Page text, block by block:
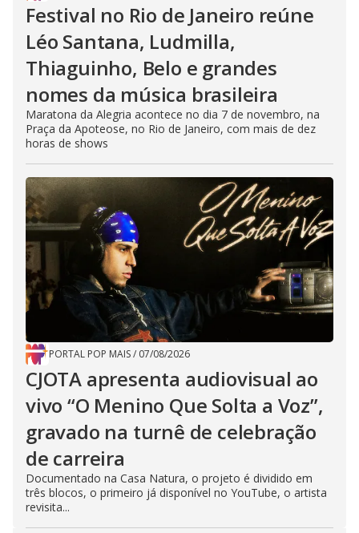
Festival no Rio de Janeiro reúne
Léo Santana, Ludmilla,
Thiaguinho, Belo e grandes
nomes da música brasileira
Maratona da Alegria acontece no dia 7 de novembro, na
Praça da Apoteose, no Rio de Janeiro, com mais de dez
horas de shows
PORTAL POP MAIS/ 07/08/2026
CJOTA apresenta audiovisual ao
vivo “O Menino Que Solta a Voz”,
gravado na turnê de celebração
de carreira
Documentado na Casa Natura, o projeto é dividido em
três blocos, o primeiro já disponível no YouTube, o artista
revisita...